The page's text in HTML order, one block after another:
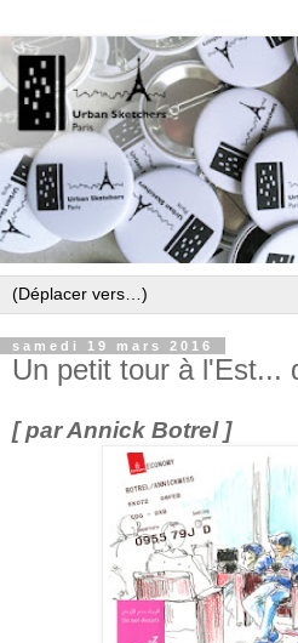
samedi 19 mars 2016
Un petit tour à l'Est...
[ par Annick Botrel ]